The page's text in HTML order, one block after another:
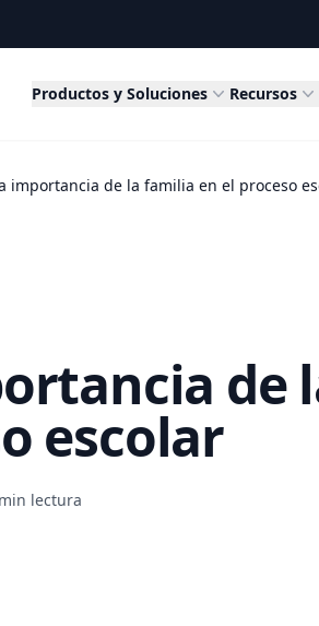
Productos y Soluciones Recursos
escolar
lectura